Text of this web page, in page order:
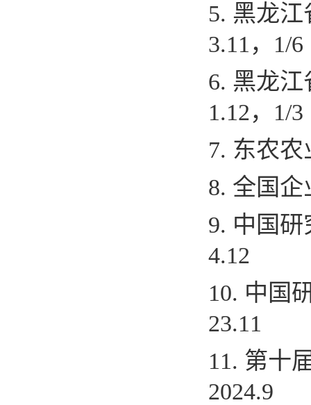
5. 黑龙江
3.11 ， 1/6
6. 黑龙江
1.12， 1/3
7. 东农农
8. 全国企
9. 中国
4.12
10. 中国
23.11
11. 第十
2024.9